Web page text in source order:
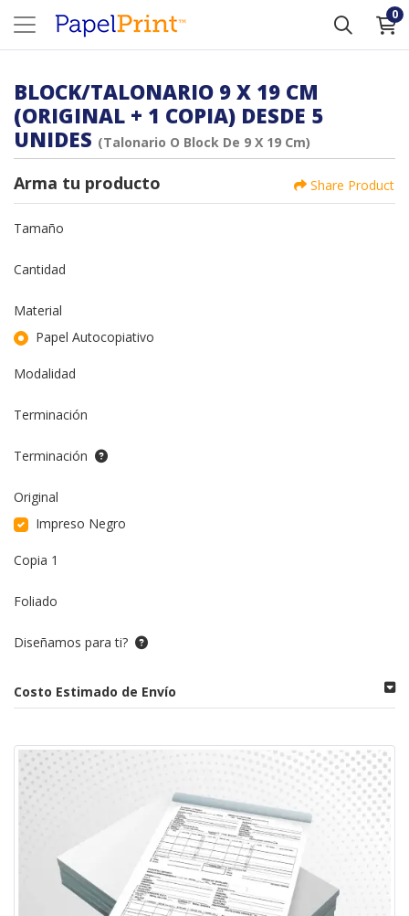
0
BLOCK/TALONARIO 9 X 19 CM
(ORIGINAL + 1 COPIA) DESDE 5
UNIDES (Talonario O Block De 9 X 19 Cm)
Arma tu producto Share Product
Tamaño
Cantidad
Material
Papel Autocopiativo
Modalidad
Terminación
Terminación
Original
Impreso Negro
Copia 1
Foliado
Diseñamos para ti?
Costo Estimado de Envío